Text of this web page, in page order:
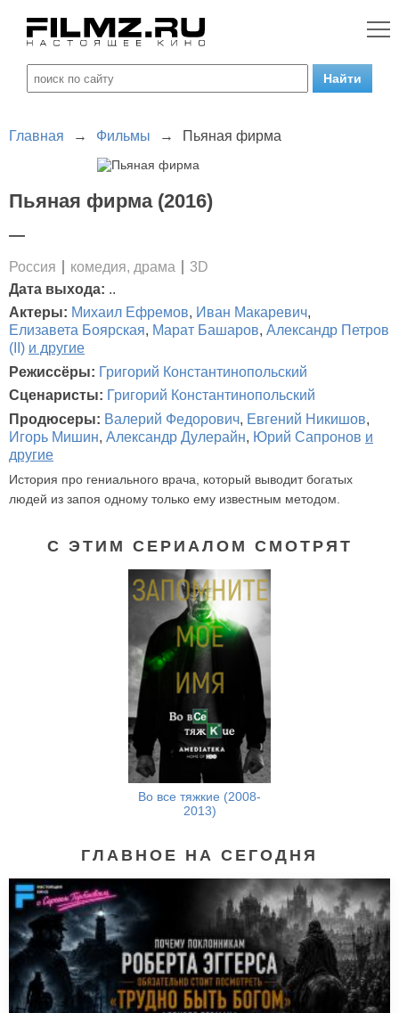
Главная → Фильмы → Пьяная фирма
Пьяная фирма (2016)
—
Россия комедия, драма
3D
Дата выхода: ..
Актеры: Михаил Ефремов, Иван Макаревич,
Елизавета Боярская, Марат Башаров, Александр Петров
(II) и другие
Режиссёры: Григорий Константинопольский
Сценаристы: Григорий Константинопольский
Продюсеры: Валерий Федорович, Евгений Никишов,
Игорь Мишин, Александр Дулерайн, Юрий Сапронов и
другие
История про гениального врача, который выводит богатых
людей из запоя одному только ему известным методом.
С ЭТИМ СЕРИАЛОМ СМОТРЯТ
Во все тяжкие (2008-
2013)
ГЛАВНОЕ НА СЕГОДНЯ